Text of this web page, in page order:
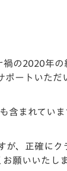
の2020年
ートいた
まれてい
、正確に
願いいたしま